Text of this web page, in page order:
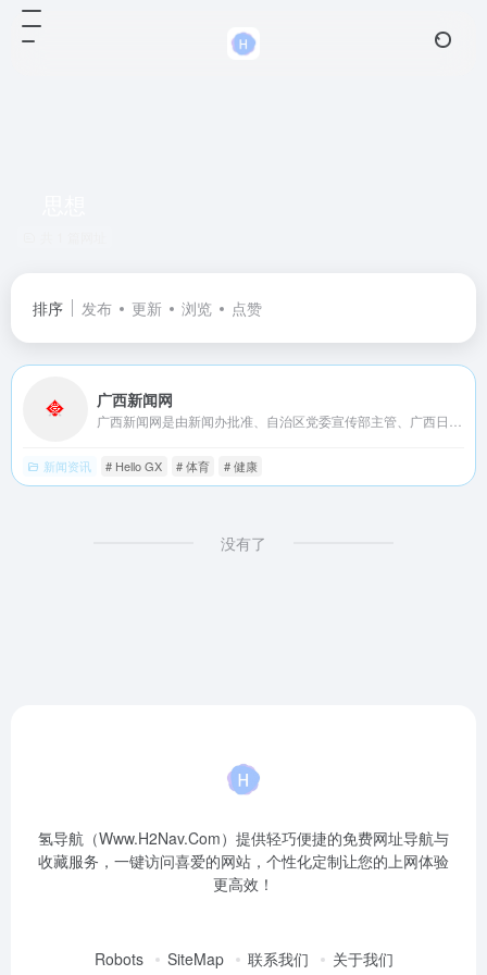
排序 发布 更新 浏览 点赞
广西新闻网
新闻资讯 # Hello GX # 体育 # 健康
没有了
氢导航（Www.H2Nav.Com）提供轻巧便捷的免费网址导航与
收藏服务，一键访问喜爱的网站，个性化定制让您的上网体验
更高效！
Robots SiteMap 联系我们 关于我们